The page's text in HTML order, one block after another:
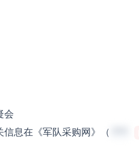
会
息在《军队采购网》（